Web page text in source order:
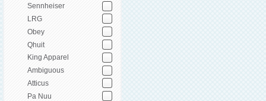
Sennheiser
LRG
Obey
Qhuit
King Apparel
Ambiguous
Atticus
Pa Nuu